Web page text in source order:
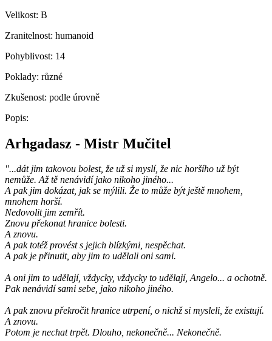
Velikost: B
Zranitelnost: humanoid
Pohyblivost: 14
Poklady: různé
Zkušenost: podle úrovně
Popis:
Arhgadasz - Mistr Mučitel
"...dát jim takovou bolest, že už si myslí, že nic horšího už být
nemůže. Až tě nenávidí jako nikoho jiného...
A pak jim dokázat, jak se mýlili. Že to může být ještě mnohem,
mnohem horší.
Nedovolit jim zemřít.
Znovu překonat hranice bolesti.
A znovu.
A pak totéž provést s jejich blízkými, nespěchat.
A pak je přinutit, aby jim to udělali oni sami.
A oni jim to udělají, vždycky, vždycky to udělají, Angelo... a ochotně.
Pak nenávidí sami sebe, jako nikoho jiného.
A pak znovu překročit hranice utrpení, o nichž si mysleli, že existují.
A znovu.
Potom je nechat trpět. Dlouho, nekonečně... Nekonečně.